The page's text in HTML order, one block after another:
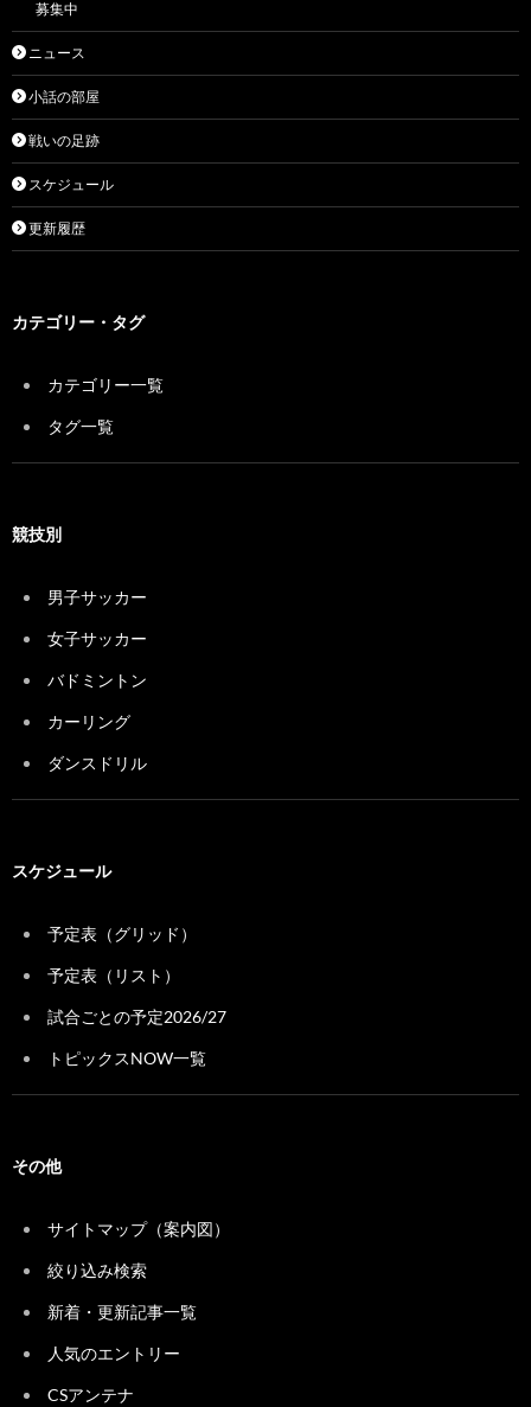
募集中
ニュース
小話の部屋
戦いの足跡
スケジュール
更新履歴
カテゴリー・タグ
カテゴリー一覧
タグ一覧
競技別
男子サッカー
女子サッカー
バドミントン
カーリング
ダンスドリル
スケジュール
予定表（グリッド）
予定表（リスト）
試合ごとの予定2026/27
トピックスNOW一覧
その他
サイトマップ（案内図）
絞り込み検索
新着・更新記事一覧
人気のエントリー
CSアンテナ